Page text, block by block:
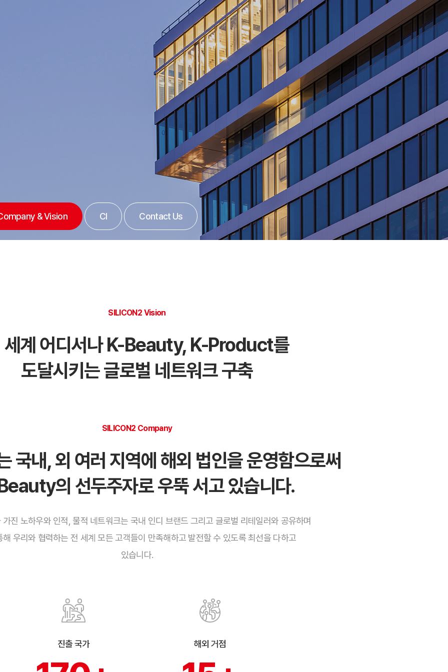
& Vision CI Contact Us
SILICON2 Vision
세계 어디서나 K-Beauty, K-Product를
도달시키는 글로벌 네트워크 구축
SILICON2 Company
국내, 외 여러 지역에 해외 법인을 운영함으로써
의 선두주자로 우뚝 서고 있습니다.
가진 노하우와 인적, 물적 네트워크는 국내 인디 브랜드 그리고 글로벌 리테일러와 공유하며
해 우리와 협력하는 전 세계 모든 고객들이 만족해하고 발전할 수 있도록 최선을 다하고
있습니다.
진출 국가 해외 거점